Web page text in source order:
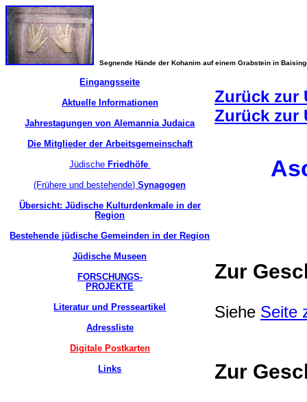
Segnende Hände der Kohanim auf einem Grabstein in
Eingangsseite
Aktuelle Informationen
Jahrestagungen von Alemannia Judaica
Die Mitglieder der Arbeitsgemeinschaft
Jüdische Friedhöfe
(Frühere und bestehende) Synagogen
Übersicht: Jüdische Kulturdenkmale in der
Region
Bestehende jüdische Gemeinden in der Region
Jüdische Museen
FORSCHUNGS-
PROJEKTE
Literatur und Presseartikel
Adressliste
Digitale Postkarten
Links
Zurück zur
Zurück zur
Zur
Siehe Seite
Zur